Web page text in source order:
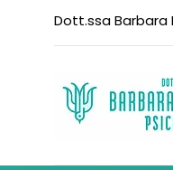
Dott.ssa